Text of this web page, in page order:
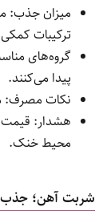
همزمان چای
گروه‌های
متوسط.
نکات مصرف:
آب پرتقال
هشدار:
به‌خصوص در
کپسول آهن؛ جذب